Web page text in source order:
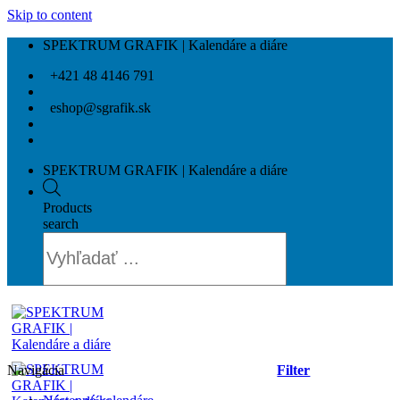
Skip to content
SPEKTRUM GRAFIK | Kalendáre a diáre
+421 48 4146 791
eshop@sgrafik.sk
SPEKTRUM GRAFIK | Kalendáre a diáre
Products
search
Filter
Navigácia